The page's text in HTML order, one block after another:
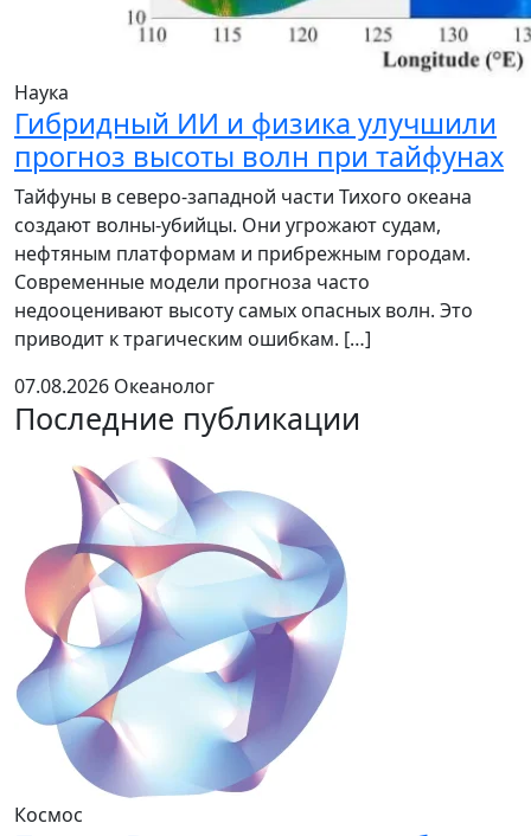
Наука
Гибридный ИИ и физика улучшили
прогноз высоты волн при тайфунах
Тайфуны в северо-западной части Тихого океана
создают волны-убийцы. Они угрожают судам,
нефтяным платформам и прибрежным городам.
Современные модели прогноза часто
недооценивают высоту самых опасных волн. Это
приводит к трагическим ошибкам. […]
07.08.2026 Океанолог
Последние публикации
Космос